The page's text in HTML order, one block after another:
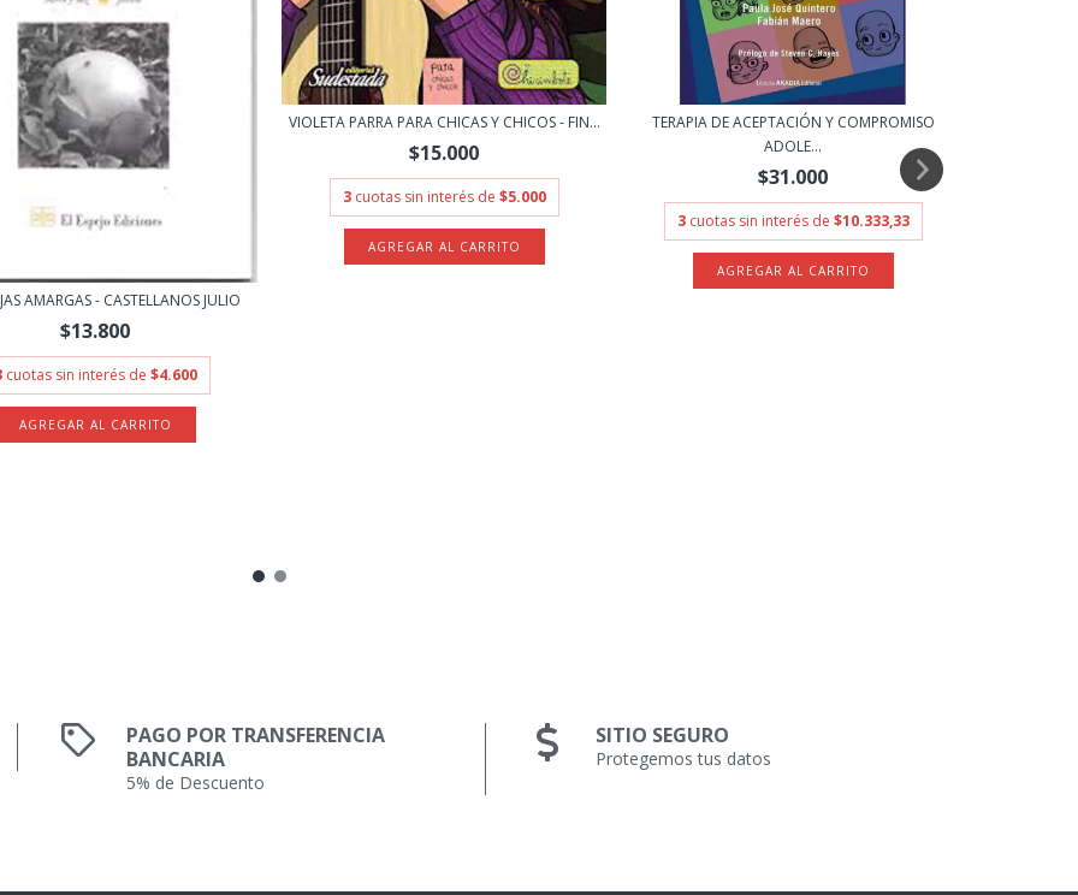
AMARGAS - CASTELLANOS JULIO
$13.800
cuotas sin interés de $4.600
VIOLETA PARRA PARA CHICAS Y CHICOS - FIN...
$15.000
3 cuotas sin interés de $5.000
TERAPIA DE ACEPTACIÓN Y COMPROMISO
ADOLE...
$31.000
3 cuotas sin interés de $10.333,33
PAGO POR TRANSFERENCIA
BANCARIA
5% de Descuento
SITIO SEGURO
Protegemos tus datos